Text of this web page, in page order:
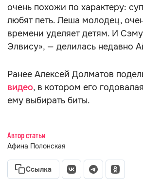
очень похожи по характеру:
любят петь. Леша молодец,
времени уделяет детям. И
Элвису», — делилась недавно
Ранее Алексей Долматов
видео, в котором его
ему выбирать биты.
Автор статьи
Афина Полонская
Ссылка